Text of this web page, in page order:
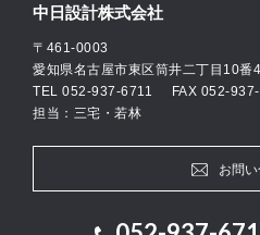
中日設計株式会社
〒461-0003
愛知県名古屋市東区筒井二丁目10番
TEL 052-937-6711 FAX 052-937-
担当：三宅・若林
お問